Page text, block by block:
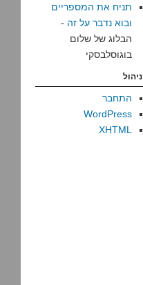
תניח את המספריים
ובוא נדבר על זה -
הבלוג של שלום
בוגוסלבסקי
ניהול
התחבר
WordPress
XHTML